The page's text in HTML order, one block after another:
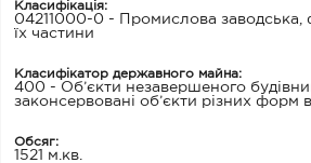
Класифікація:
04211000-0 - Промислова заводська,
їх частини
Класифікатор державного майна:
400 - Об’єкти незавершеного
законсервовані об’єкти різних форм
Обсяг:
1521 м.кв.